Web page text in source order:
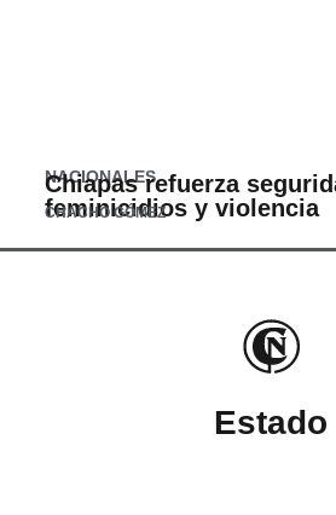
NACIONALES
Chiapas refuerza
feminicidios y violencia
CHACHO GÓMEZ
Estado